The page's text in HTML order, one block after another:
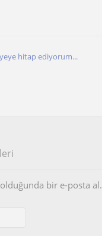
hitap ediyorum...
bir e-posta al.